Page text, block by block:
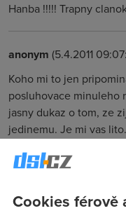
Hanba !!!!! Trapny
anonym (5.4.2011
Koho mi to jen
posluhovace minuleho
jasny dukaz o tom, ze
jedinemu. Je mi vas lito.
Mimochodem CSFD
Cookies férově